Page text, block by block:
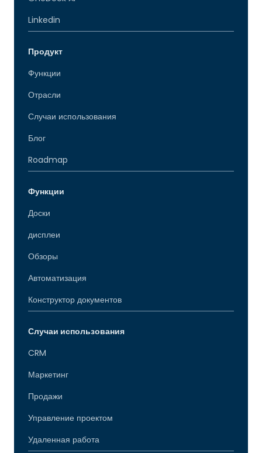
Linkedin
Продукт
Функции
Отрасли
Случаи использования
Блог
Roadmap
Функции
Доски
дисплеи
Обзоры
Автоматизация
Конструктор документов
Случаи использования
CRM
Маркетинг
Продажи
Управление проектом
Удаленная работа